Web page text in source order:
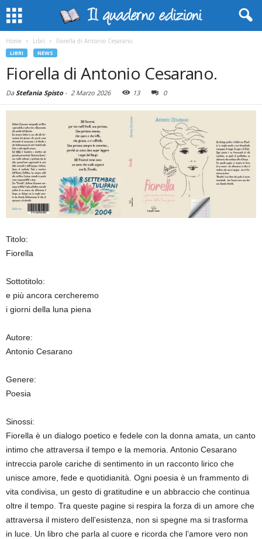
Home Libri Fiorella di Antonio Cesarano.
LIBRI NEWS
Fiorella di Antonio Cesarano.
DaStefania Spisto- 2 Marzo 2026 13 0
Titolo:
Fiorella
Sottotitolo:
e più ancora cercheremo
i giorni della luna piena
Autore:
Antonio Cesarano
Genere:
Poesia
Sinossi:
Fiorella è un dialogo poetico e fedele con la donna amata, un canto
intimo che attraversa il tempo e la memoria. Antonio Cesarano
intreccia parole cariche di sentimento in un racconto lirico che
unisce amore, fede e quotidianità. Ogni poesia è un frammento di
vita condivisa, un gesto di gratitudine e un abbraccio che continua
oltre il tempo. Tra queste pagine si respira la forza di un amore che
attraversa il mistero dell’esistenza, non si spegne ma si trasforma
in luce. Un libro che parla al cuore e ricorda che l’amore vero non